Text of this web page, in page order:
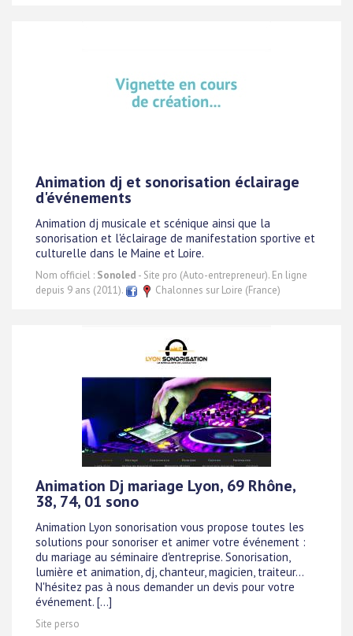
Animation dj et sonorisation éclairage
d'événements
Animation dj musicale et scénique ainsi que la
sonorisation et l'éclairage de manifestation sportive et
culturelle dans le Maine et Loire.
Nom officiel : Sonoled - Site pro (Auto-entrepreneur). En ligne
depuis 9 ans (2011).
Chalonnes sur Loire (France)
Animation Dj mariage Lyon, 69 Rhône,
38, 74, 01 sono
Animation Lyon sonorisation vous propose toutes les
solutions pour sonoriser et animer votre événement :
du mariage au séminaire d'entreprise. Sonorisation,
lumière et animation, dj, chanteur, magicien, traiteur...
N'hésitez pas à nous demander un devis pour votre
événement. [...]
Site perso